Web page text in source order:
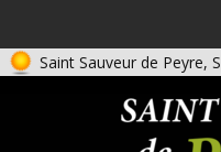
Saint Sauveur de Peyre,